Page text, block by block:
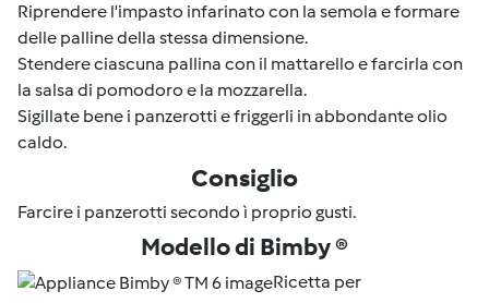
Riprendere l'impasto infarinato con la semola e formare
delle palline della stessa dimensione.
Stendere ciascuna pallina con il mattarello e farcirla con
la salsa di pomodoro e la mozzarella.
Sigillate bene i panzerotti e friggerli in abbondante olio
caldo.
Consiglio
Farcire i panzerotti secondo ì proprio gusti.
Modello di Bimby ®
Ricetta per